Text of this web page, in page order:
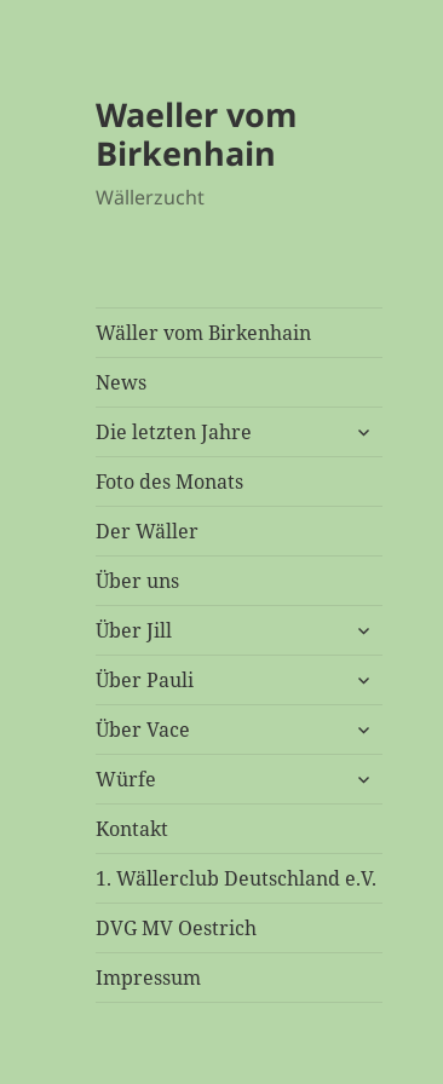
Waeller vom
Birkenhain
Wällerzucht
Wäller vom Birkenhain
News
Die letzten Jahre
untermenü
Foto des Monats
Der Wäller
Über uns
Über Jill
untermenü
Über Pauli
untermenü
Über Vace
untermenü
Würfe
untermenü
Kontakt
1. Wällerclub Deutschland e.V.
DVG MV Oestrich
Impressum